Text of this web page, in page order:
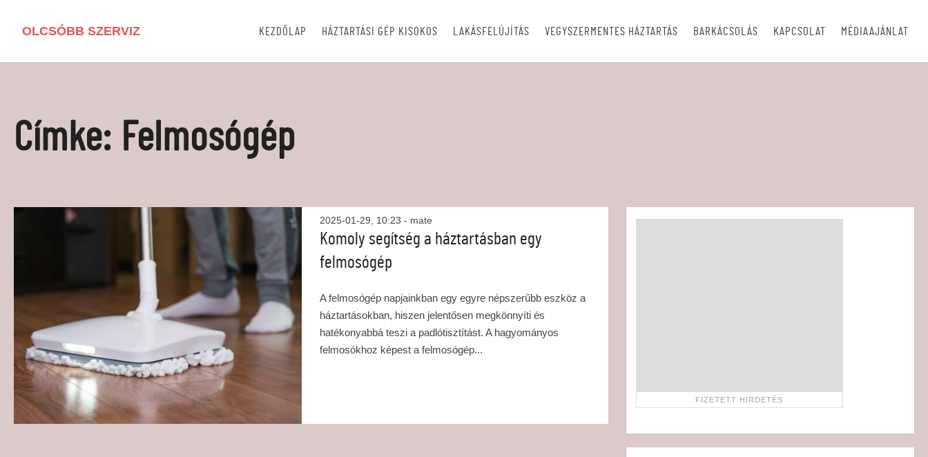
OLCSÓBB SZERVIZ KEZDŐLAP HÁZTARTÁSI GÉP KISOKOS LAKÁSFELÚJÍTÁS VEGYSZERMENTES HÁZTARTÁS BARKÁCSOLÁS KAPCSOLAT MÉDIAAJÁNLAT
Címke: Felmosógép
2025-01-29, 10:23 - mate
Komoly segítség a háztartásban egy
felmosógép
A felmosógép napjainkban egy egyre népszerűbb eszköz a
háztartásokban, hiszen jelentősen megkönnyíti és
hatékonyabbá teszi a padlótisztítást. A hagyományos
felmosókhoz képest a felmosógép...